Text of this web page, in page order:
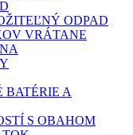
ODPAD
VRÁTANE
BATÉRIE A
S OBAHOM